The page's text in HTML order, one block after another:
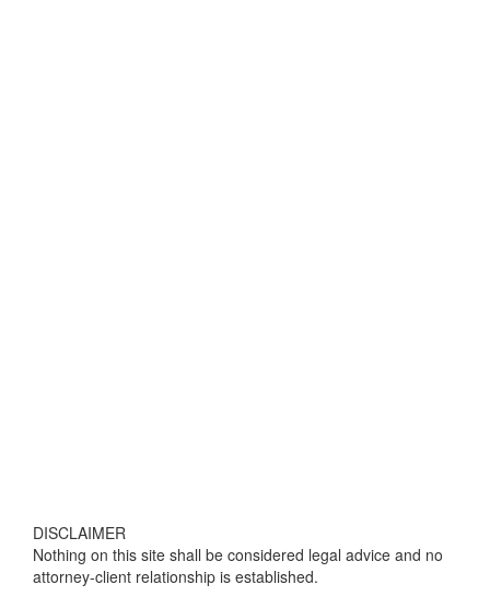
DISCLAIMER
Nothing on this site shall be considered legal advice and no
attorney-client relationship is established.